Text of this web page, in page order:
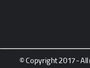
© Copyright 2017 -